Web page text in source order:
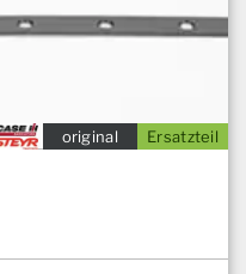
Ersatzteil
original